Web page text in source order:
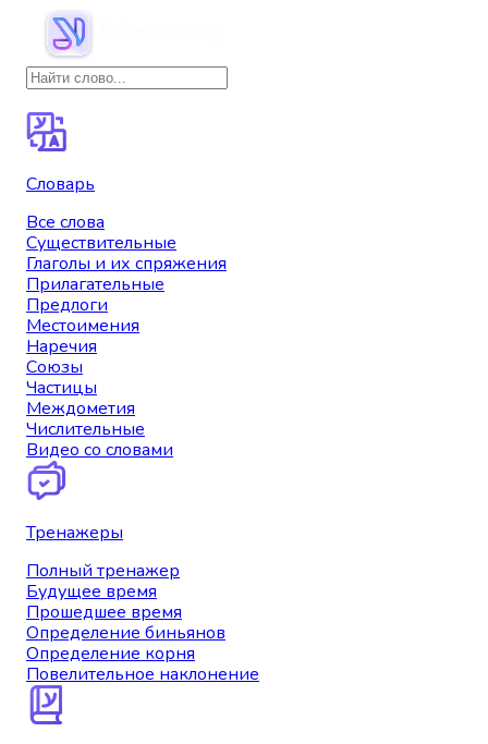
Словарь
Все слова
Существительные
Глаголы и их спряжения
Прилагательные
Предлоги
Местоимения
Наречия
Союзы
Частицы
Междометия
Числительные
Видео со словами
Тренажеры
Полный тренажер
Будущее время
Прошедшее время
Определение биньянов
Определение корня
Повелительное наклонение